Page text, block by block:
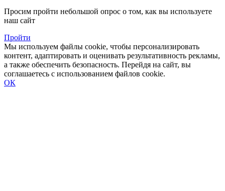
Просим пройти небольшой опрос о том, как вы используете
наш сайт
Пройти
Мы используем файлы cookie, чтобы персонализировать
контент, адаптировать и оценивать результативность рекламы,
а также обеспечить безопасность. Перейдя на сайт, вы
соглашаетесь с использованием файлов cookie.
ОК